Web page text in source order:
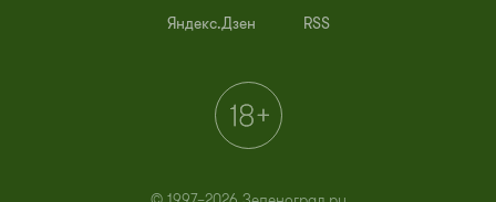
Яндекс.Дзен RSS